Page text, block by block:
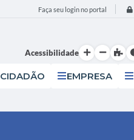
Faça seu login no portal
Acessibilidade
CIDADÃO EMPRESA